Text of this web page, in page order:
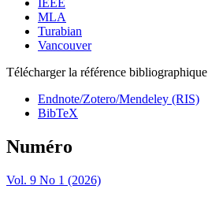
IEEE
MLA
Turabian
Vancouver
Télécharger la référence bibliographique
Endnote/Zotero/Mendeley (RIS)
BibTeX
Numéro
Vol. 9 No 1 (2026)